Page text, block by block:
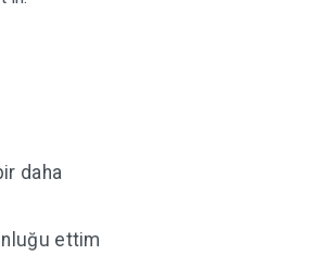
daha
ettim